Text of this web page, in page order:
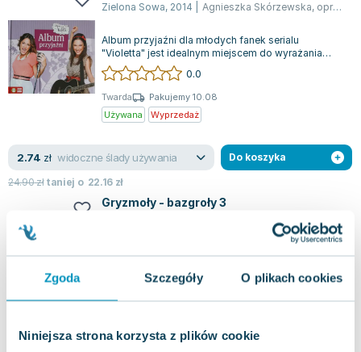
Zgoda Szczegóły O plikach cookies
Niniejsza strona korzysta z plików cookie
Zielona Sowa, 2014 Agnieszka Skórzewska, opracowanie zbiorowe
Album przyjaźni dla młodych fanek serialu
"Violetta" jest idealnym miejscem do wyrażania
kreatywności. Zapewnia wiele stron na zap...
0.0
Twarda
Pakujemy 10.08
Używana
Wyprzedaż
2.74 zł widoczne ślady używania
24.90złtaniej o 22.16 zł
Do koszyka
Gryzmoły - bazgroły 3
wyzwań i nieoczekiwanych elementów. Na k...
0.0